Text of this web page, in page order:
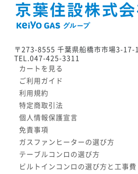
〒273-8555 千葉県船橋市市場3-17-1
TEL.047-425-3311
カートを見る
ご利用ガイド
利用規約
特定商取引法
個人情報保護宣言
免責事項
ガスファンヒーターの選び方
テーブルコンロの選び方
ビルトインコンロの選び方と工事費